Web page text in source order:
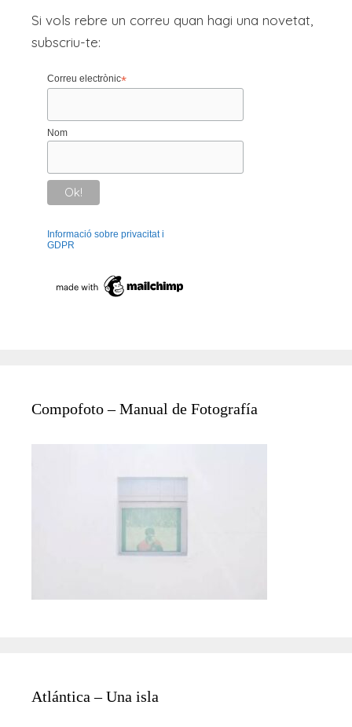
Si vols rebre un correu quan hagi una novetat,
subscriu-te:
Correu electrònic*
Nom
Informació sobre privacitat i
GDPR
Compofoto – Manual de Fotografía
Atlántica – Una isla